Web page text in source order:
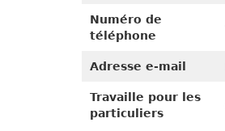
Numéro de
téléphone
Adresse e-mail
Travaille pour les
particuliers